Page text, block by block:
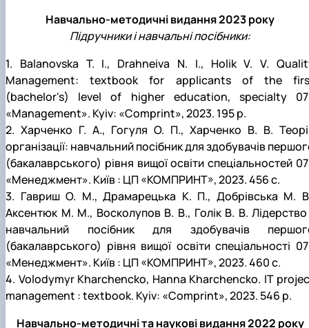
Навчально-методичні видання 2023 року
Підручники і навчальні посібники:
1. Balanovska T. I., Drahneiva N. I., Holik V. V.
Management: textbook for applicants of the
(bachelor's) level of higher education, specialty
«Management». Kyiv: «Comprint», 2023. 195 p.
2. Харченко Г. А., Гогуля О. П., Харченко В. В.
організації: навчальний посібник для здобувачів
(бакалаврського) рівня вищої освіти спеціальностей
«Менеджмент». Київ : ЦП «КОМПРИНТ», 2023. 456 с.
3. Гавриш О. М., Драмарецька К. П., Добрівська М.
Аксентюк М. М., Восколупов В. В., Голік В. В.
навчальний посібник для здобувачів
(бакалаврського) рівня вищої освіти спеціальності
«Менеджмент». Київ : ЦП «КОМПРИНТ», 2023. 460 с.
4. Volodymyr Kharchencko, Hanna Kharchencko. IT
management : textbook. Kyiv: «Comprint», 2023. 546 p.
Навчально-методичні та наукові видання 2022 року